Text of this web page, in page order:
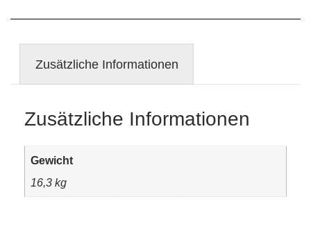
Zusätzliche Informationen
Zusätzliche Informationen
Gewicht
16,3 kg